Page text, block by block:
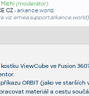
(moderátor)
CZ- arkance.world
viz emea.support.arkance.world)
ViewCube ve Fusion
ORBIT (jako ve starších
materiál a cestu